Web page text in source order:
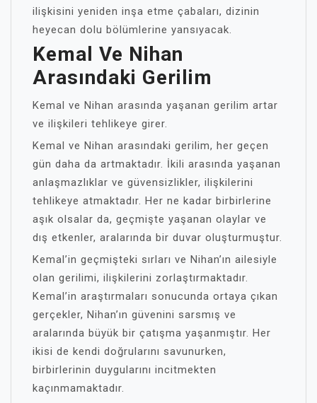
ilişkisini yeniden inşa etme çabaları, dizinin
heyecan dolu bölümlerine yansıyacak.
Kemal Ve Nihan
Arasındaki Gerilim
Kemal ve Nihan arasında yaşanan gerilim artar
ve ilişkileri tehlikeye girer.
Kemal ve Nihan arasındaki gerilim, her geçen
gün daha da artmaktadır. İkili arasında yaşanan
anlaşmazlıklar ve güvensizlikler, ilişkilerini
tehlikeye atmaktadır. Her ne kadar birbirlerine
aşık olsalar da, geçmişte yaşanan olaylar ve
dış etkenler, aralarında bir duvar oluşturmuştur.
Kemal’in geçmişteki sırları ve Nihan’ın ailesiyle
olan gerilimi, ilişkilerini zorlaştırmaktadır.
Kemal’in araştırmaları sonucunda ortaya çıkan
gerçekler, Nihan’ın güvenini sarsmış ve
aralarında büyük bir çatışma yaşanmıştır. Her
ikisi de kendi doğrularını savunurken,
birbirlerinin duygularını incitmekten
kaçınmamaktadır.